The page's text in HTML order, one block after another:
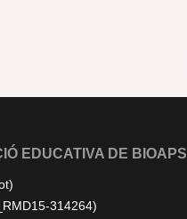
EDUCATIVA DE BIOAPS
314264)